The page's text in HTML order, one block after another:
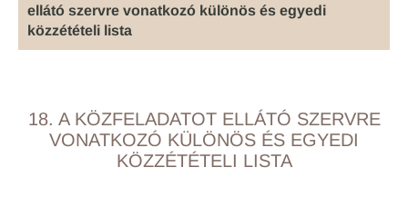
ellátó szervre vonatkozó különös és egyedi
közzétételi lista
18. A KÖZFELADATOT ELLÁTÓ SZERVRE
VONATKOZÓ KÜLÖNÖS ÉS EGYEDI
KÖZZÉTÉTELI LISTA